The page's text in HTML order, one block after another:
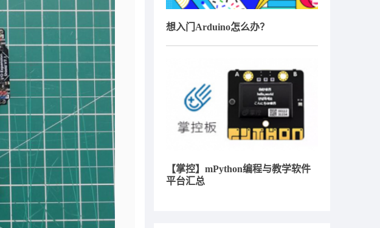
想入门Arduino怎么办？
【掌控】mPython编程与教学软件
平台汇总